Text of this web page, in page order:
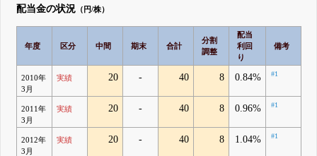
配当金の状況 （円/株）
年度 区分 中間 期末 合計
分割
調整
配当
利回
り
備考
2010年
3月
実績 20 - 40 8 0.84% #1
2011年
3月
実績 20 - 40 8 0.96% #1
2012年
3月
実績 20 - 40 8 1.04% #1